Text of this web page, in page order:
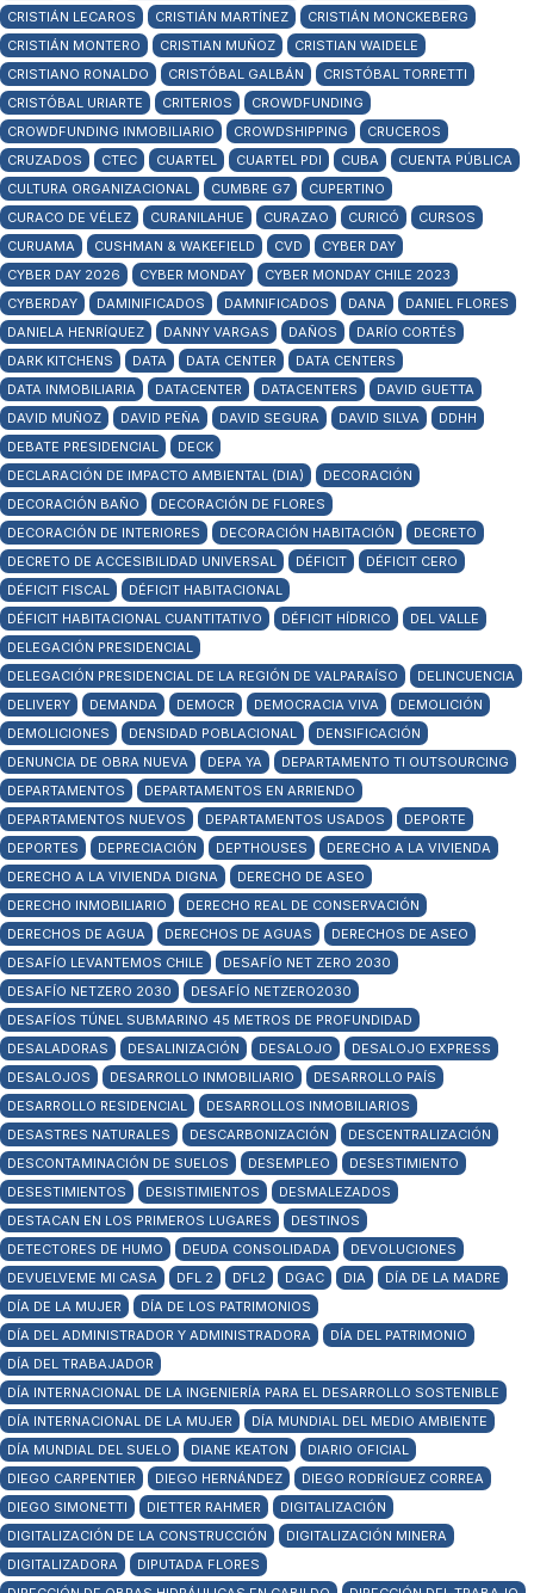
CRISTIÁN LECAROS
CRISTIÁN MARTÍNEZ
CRISTIÁN MONCKEBERG
CRISTIÁN MONTERO
CRISTIAN MUÑOZ
CRISTIAN WAIDELE
CRISTIANO RONALDO
CRISTÓBAL GALBÁN
CRISTÓBAL TORRETTI
CRISTÓBAL URIARTE
CRITERIOS
CROWDFUNDING
CROWDFUNDING INMOBILIARIO
CROWDSHIPPING
CRUCEROS
CRUZADOS
CTEC CUARTEL CUARTEL PDI CUBA
CUENTA PÚBLICA
CULTURA ORGANIZACIONAL
CUMBRE G7
CUPERTINO
CURACO DE VÉLEZ
CURANILAHUE CURAZAO CURICÓ
CURSOS
CURUAMA
CUSHMAN & WAKEFIELD CVD
CYBER DAY
CYBER DAY 2026
CYBER MONDAY
CYBER MONDAY CHILE 2023
CYBERDAY
DAMINIFICADOS DAMNIFICADOS DANA
DANIEL FLORES
DANIELA HENRÍQUEZ
DANNY VARGAS DAÑOS
DARÍO CORTÉS
DARK KITCHENS
DATA DATA CENTER
DATA CENTERS
DATA INMOBILIARIA
DATACENTER DATACENTERS
DAVID GUETTA
DAVID MUÑOZ
DAVID PEÑA DAVID SEGURA DAVID SILVA
DDHH
DEBATE PRESIDENCIAL
DECK
DECLARACIÓN DE IMPACTO AMBIENTAL (DIA)
DECORACIÓN
DECORACIÓN BAÑO
DECORACIÓN DE FLORES
DECORACIÓN DE INTERIORES
DECORACIÓN HABITACIÓN
DECRETO
DECRETO DE ACCESIBILIDAD UNIVERSAL
DÉFICIT
DÉFICIT CERO
DÉFICIT FISCAL
DÉFICIT HABITACIONAL
DÉFICIT HABITACIONAL CUANTITATIVO
DÉFICIT HÍDRICO
DEL VALLE
DELEGACIÓN PRESIDENCIAL
DELEGACIÓN PRESIDENCIAL DE LA REGIÓN DE VALPARAÍSO
DELINCUENCIA
DELIVERY
DEMANDA DEMOCR DEMOCRACIA VIVA
DEMOLICIÓN
DEMOLICIONES
DENSIDAD POBLACIONAL
DENSIFICACIÓN
DENUNCIA DE OBRA NUEVA
DEPA YA
DEPARTAMENTO TI OUTSOURCING
DEPARTAMENTOS
DEPARTAMENTOS EN ARRIENDO
DEPARTAMENTOS NUEVOS
DEPARTAMENTOS USADOS
DEPORTE
DEPORTES
DEPRECIACIÓN DEPTHOUSES
DERECHO A LA VIVIENDA
DERECHO A LA VIVIENDA DIGNA
DERECHO DE ASEO
DERECHO INMOBILIARIO
DERECHO REAL DE CONSERVACIÓN
DERECHOS DE AGUA
DERECHOS DE AGUAS
DERECHOS DE ASEO
DESAFÍO LEVANTEMOS CHILE
DESAFÍO NET ZERO 2030
DESAFÍO NETZERO 2030
DESAFÍO NETZERO2030
DESAFÍOS TÚNEL SUBMARINO 45 METROS DE PROFUNDIDAD
DESALADORAS
DESALINIZACIÓN DESALOJO
DESALOJO EXPRESS
DESALOJOS
DESARROLLO INMOBILIARIO
DESARROLLO PAÍS
DESARROLLO RESIDENCIAL
DESARROLLOS INMOBILIARIOS
DESASTRES NATURALES
DESCARBONIZACIÓN
DESCENTRALIZACIÓN
DESCONTAMINACIÓN DE SUELOS
DESEMPLEO
DESESTIMIENTO
DESESTIMIENTOS
DESISTIMIENTOS
DESMALEZADOS
DESTACAN EN LOS PRIMEROS LUGARES
DESTINOS
DETECTORES DE HUMO
DEUDA CONSOLIDADA
DEVOLUCIONES
DEVUELVEME MI CASA
DFL 2 DFL2 DGAC DIA
DÍA DE LA MADRE
DÍA DE LA MUJER
DÍA DE LOS PATRIMONIOS
DÍA DEL ADMINISTRADOR Y ADMINISTRADORA
DÍA DEL PATRIMONIO
DÍA DEL TRABAJADOR
DÍA INTERNACIONAL DE LA INGENIERÍA PARA EL DESARROLLO SOSTENIBLE
DÍA INTERNACIONAL DE LA MUJER
DÍA MUNDIAL DEL MEDIO AMBIENTE
DÍA MUNDIAL DEL SUELO
DIANE KEATON
DIARIO OFICIAL
DIEGO CARPENTIER
DIEGO HERNÁNDEZ
DIEGO RODRÍGUEZ CORREA
DIEGO SIMONETTI
DIETTER RAHMER
DIGITALIZACIÓN
DIGITALIZACIÓN DE LA CONSTRUCCIÓN
DIGITALIZACIÓN MINERA
DIGITALIZADORA
DIPUTADA FLORES